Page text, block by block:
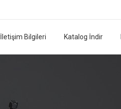
İletişim Bilgileri Katalog İndir